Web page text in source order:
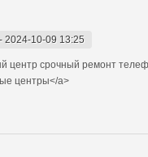
- 2024-10-09 13:25
центр срочный ремонт
центры</a>